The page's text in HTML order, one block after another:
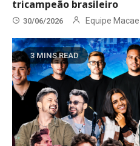
tricampeão brasileiro
30/06/2026 Equipe
3 MINS READ